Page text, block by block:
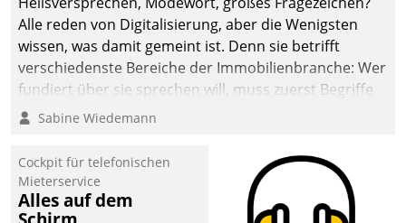
Zur Entwicklung setzte
man auf
Cloudtechnologie,
bewährte und Startup-
agile Projektmethoden.
Alle reden von Digitalisierung, aber die Wenigsten
wissen, was damit gemeint ist. Denn sie betrifft
verschiedenste Bereiche der Immobilienbranche: Wer
fundiert über sie sprechen will, muss zuerst Begriffe
klären. Ein Aspekt ist die betriebliche Optimierung:
Einsparungen durch optimierte und automatisierte
Prozesse. Doch man darf nicht zu viel erwarten: Allein
mit der Einführung einer neuen Software ist es nicht
Sabine Wiedemann
Cockpit für telefonischen
Mieterservice
Alles auf dem